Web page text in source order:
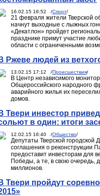
16.02.15 16:52 /Спорт/
21 февраля жители Тверской
начнут выходные с лыжных
«Декатлон» пройдет
празднике примут участие
области с ограниченными
В Ржеве людей из
13.02.15 17:12 /Происшествия/
В Центр независимого
Общероссийского народного
аварийного жилья их
домов.
В Твери инвестор
в один: итоги
12.02.15 16:40 /Общество/
Депутаты Тверской городской
соглашения о реконструкции
предоставит инвесторам для
Победы, а те, в свою очередь,
миллионов.
В Твери пройдут